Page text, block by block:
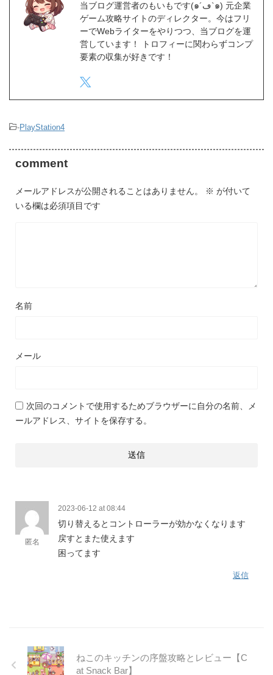
当ブログ運営者のもいもです(๑´ڡ`๑) 元企業
ゲーム攻略サイトのディレクター。今はフリ
ーでWebライターをやりつつ、当ブログを運
営しています！ トロフィーに関わらずコンプ
要素の収集が好きです！
-PlayStation4
comment
メールアドレスが公開されることはありません。 ※ が付いて
いる欄は必須項目です
名前
メール
次回のコメントで使用するためブラウザーに自分の名前、メ
ールアドレス、サイトを保存する。
匿名
2023-06-12 at 08:44
切り替えるとコントローラーが効かなくなります
戻すとまた使えます
困ってます
返信
ねこのキッチンの序盤攻略とレビュー【C
at Snack Bar】